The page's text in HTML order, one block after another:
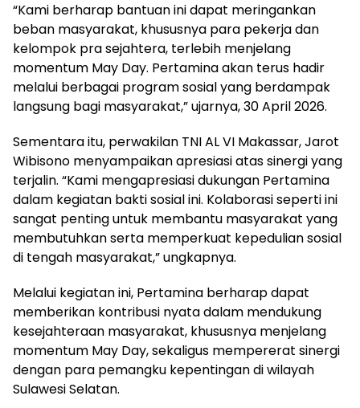
“Kami berharap bantuan ini dapat meringankan
beban masyarakat, khususnya para pekerja dan
kelompok pra sejahtera, terlebih menjelang
momentum May Day. Pertamina akan terus hadir
melalui berbagai program sosial yang berdampak
langsung bagi masyarakat,” ujarnya, 30 April 2026.
Sementara itu, perwakilan TNI AL VI Makassar, Jarot
Wibisono menyampaikan apresiasi atas sinergi yang
terjalin. “Kami mengapresiasi dukungan Pertamina
dalam kegiatan bakti sosial ini. Kolaborasi seperti ini
sangat penting untuk membantu masyarakat yang
membutuhkan serta memperkuat kepedulian sosial
di tengah masyarakat,” ungkapnya.
Melalui kegiatan ini, Pertamina berharap dapat
memberikan kontribusi nyata dalam mendukung
kesejahteraan masyarakat, khususnya menjelang
momentum May Day, sekaligus mempererat sinergi
dengan para pemangku kepentingan di wilayah
Sulawesi Selatan.